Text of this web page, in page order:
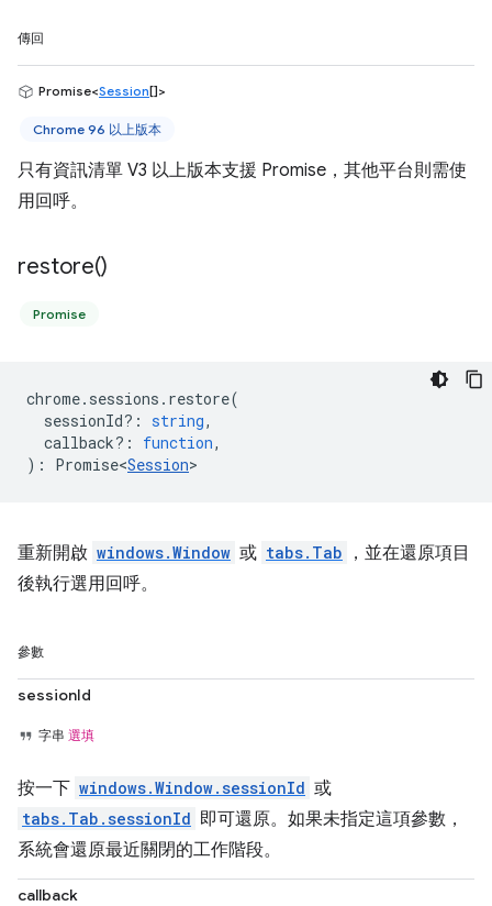
傳回
Promise<Session[]>
Chrome 96 以上版本
只有資訊清單 V3 以上版本支援 Promise，其他平台則需使
用回呼。
restore()
Promise
chrome. sessions . restore(
sessionId? : string,
callback? : function,
) : Promise<Session>
重新開啟 windows.Window 或 tabs.Tab
，並在還原項目
後執行選用回呼。
參數
sessionId
字串 選填
按一下 windows.Window.sessionId 或
tabs.Tab.sessionId 即可還原。如果未指定這項參數，
系統會還原最近關閉的工作階段。
callback